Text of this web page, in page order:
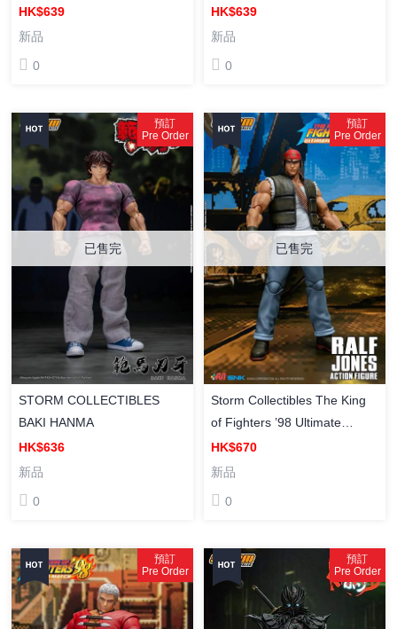
FIGHTERS 98 UM 格鬥天
HK$639
新品
0
Fighters ’98 UM 東喬 拳皇98
成品可動人偶
HK$639
新品
0
預訂
Pre Order
已售完
STORM COLLECTIBLES
BAKI HANMA
HK$636
新品
0
預訂
Pre Order
已售完
Storm Collectibles The King
of Fighters ’98 Ultimate
Match Ralf Jones 1/12 Scale
Figure 拉爾夫瓊斯 拳皇98 終
HK$670
新品
0
預訂
Pre Order
預訂
Pre Order